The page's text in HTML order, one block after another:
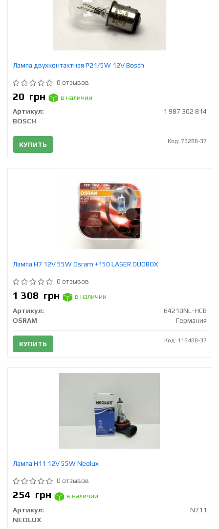
Лампа двухконтактная P21/5W 12V Bosch
0 отзывов
20 грн
в наличии
Артикул:
1 987 302 814
BOSCH
КУПИТЬ Код: 73288-37
Лампа H7 12V 55W Osram +150 LASER DUOBOX
0 отзывов
1 308 грн
в наличии
Артикул:
64210NL-HCB
OSRAM
Германия
КУПИТЬ Код: 116488-37
Лампа H11 12V 55W Neolux
0 отзывов
254 грн
в наличии
Артикул:
N711
NEOLUX